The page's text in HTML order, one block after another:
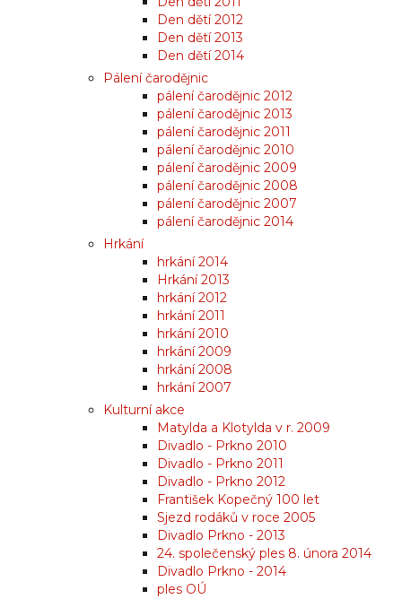
Den dětí 2012
Den dětí 2013
Den dětí 2014
Pálení čarodějnic
pálení čarodějnic 2012
pálení čarodějnic 2013
pálení čarodějnic 2011
pálení čarodějnic 2010
pálení čarodějnic 2009
pálení čarodějnic 2008
pálení čarodějnic 2007
pálení čarodějnic 2014
Hrkání
hrkání 2014
Hrkání 2013
hrkání 2012
hrkání 2011
hrkání 2010
hrkání 2009
hrkání 2008
hrkání 2007
Kulturní akce
Matylda a Klotylda v r. 2009
Divadlo - Prkno 2010
Divadlo - Prkno 2011
Divadlo - Prkno 2012
František Kopečný 100 let
Sjezd rodáků v roce 2005
Divadlo Prkno - 2013
24. společenský ples 8. února 2014
Divadlo Prkno - 2014
ples OÚ